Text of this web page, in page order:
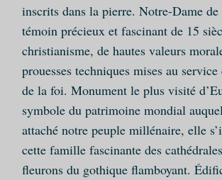
inscrits dans la pierre. Notre-Dame de
témoin précieux et fascinant de 15
christianisme, de hautes valeurs
prouesses techniques mises au
de la foi. Monument le plus visité
symbole du patrimoine mondial
attaché notre peuple millénaire, elle
cette famille fascinante des
fleurons du gothique flamboyant.